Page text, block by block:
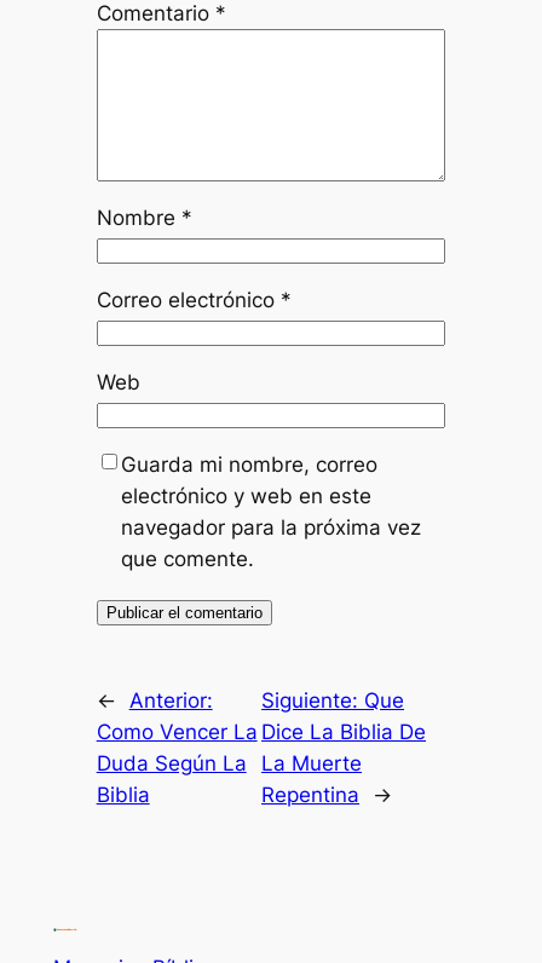
Comentario *
Nombre *
Correo electrónico *
Web
Guarda mi nombre, correo
electrónico y web en este
navegador para la próxima vez
que comente.
←
Anterior:
Como Vencer La
Duda Según La
Biblia
Siguiente: Que
Dice La Biblia De
La Muerte
Repentina
→